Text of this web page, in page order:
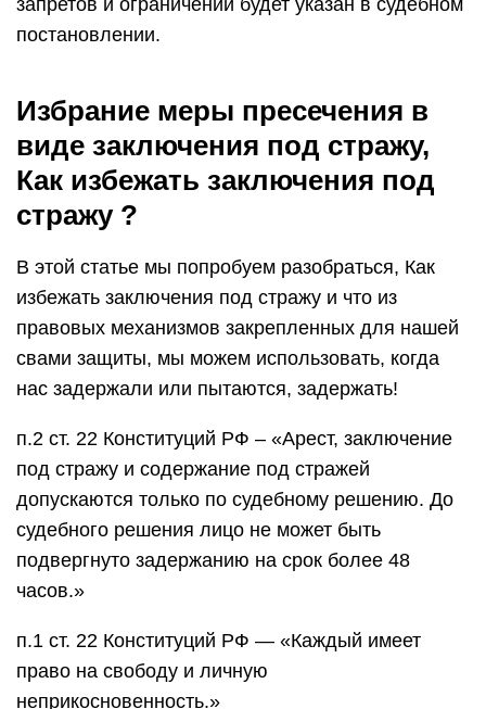
запретов и ограничений будет указан в судебном
постановлении.
Избрание меры пресечения в
виде заключения под стражу,
Как избежать заключения под
стражу ?
В этой статье мы попробуем разобраться, Как
избежать заключения под стражу и что из
правовых механизмов закрепленных для нашей
свами защиты, мы можем использовать, когда
нас задержали или пытаются, задержать!
п.2 ст. 22 Конституций РФ – «Арест, заключение
под стражу и содержание под стражей
допускаются только по судебному решению. До
судебного решения лицо не может быть
подвергнуто задержанию на срок более 48
часов.»
п.1 ст. 22 Конституций РФ — «Каждый имеет
право на свободу и личную
неприкосновенность.»